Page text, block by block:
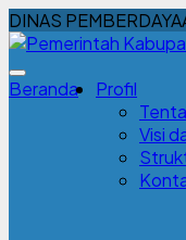
DINAS
Beranda
Profil
Visi